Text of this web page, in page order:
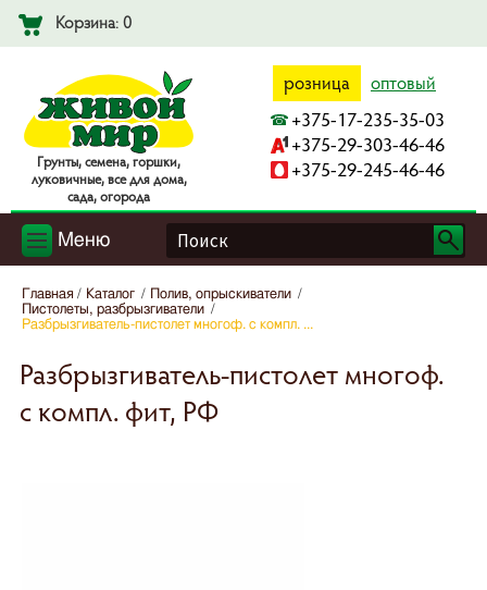
Корзина: 0
Гpyнты, ceмeнa, гopшки,
лyкoвичныe, вce для дoмa,
caдa, oгopoдa
розница оптовый
+375-17-235-35-03
+375-29-303-46-46
+375-29-245-46-46
Меню
Главная Каталог
Полив, опрыскиватели
Пистолеты, разбрызгиватели
Разбрызгиватель-пистолет многоф. с компл. ...
Разбрызгиватель-пистолет многоф.
с компл. фит, РФ